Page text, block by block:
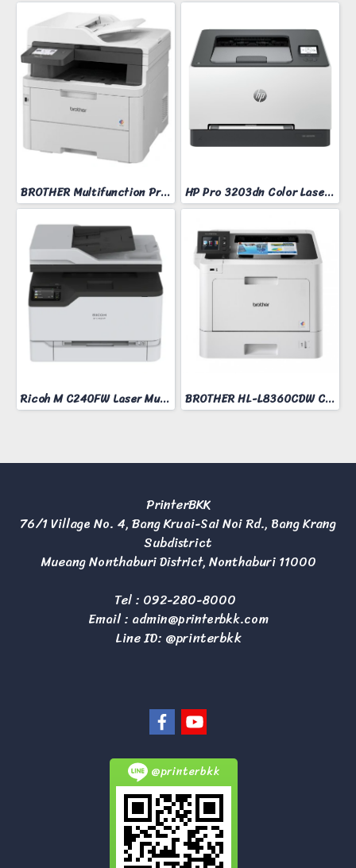
BROTHER Multifunction Printer Model MFC-L3760CDW HP Pro 3203dn Color Laser Printer
Ricoh M C240FW Laser Multifunction Printer BROTHER HL-L8360CDW COLOR LASER PRINTER
PrinterBKK
76/1 Village No. 4, Bang Kruai-Sai Noi Rd., Bang Krang
Subdistrict
Mueang Nonthaburi District, Nonthaburi 11000
Tel : 092-280-8000
Email : admin@printerbkk.com
Line ID: @printerbkk
@printerbkk